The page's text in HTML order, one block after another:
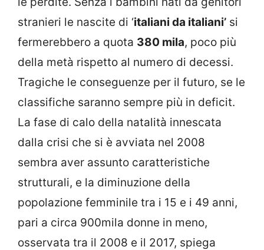
stranieri le nascite di ‘italiani da italiani’ si
fermerebbero a quota 380 mila, poco più
della metà rispetto al numero di decessi.
Tragiche le conseguenze per il futuro, se le
classifiche saranno sempre più in deficit.
La fase di calo della natalità innescata
dalla crisi che si è avviata nel 2008
sembra aver assunto caratteristiche
strutturali, e la diminuzione della
popolazione femminile tra i 15 e i 49 anni,
pari a circa 900mila donne in meno,
osservata tra il 2008 e il 2017, spiega